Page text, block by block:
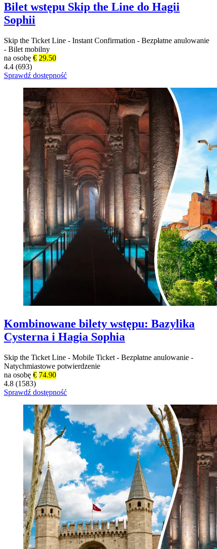
Bilet wstępu Skip the Line do Hagii
Sophii
Skip the Ticket Line - Instant Confirmation - Bezpłatne anulowanie
- Bilet mobilny
na osobę € 29.50
4.4 (693)
Sprawdź dostępność
Kombinowane bilety wstępu: Bazylika
Cysterna i Hagia Sophia
Skip the Ticket Line - Mobile Ticket - Bezpłatne anulowanie -
Natychmiastowe potwierdzenie
na osobę € 74.90
4.8 (1583)
Sprawdź dostępność